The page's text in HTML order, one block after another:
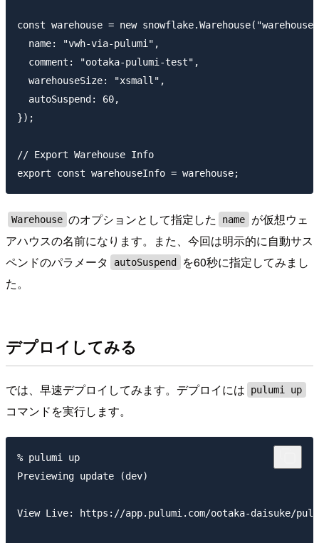
const warehouse = new
  name: "vwh-via-pulumi",
  comment: "ootaka-pulumi-test",
  warehouseSize: "xsmall",
  autoSuspend: 60,
});
// Export Warehouse Info
Warehouse のオプションとして指定した name
が仮想ウェ
アハウスの名前になります。また、今回は明示的に自動サス
ペンドのパラメータ
autoSuspend
を60秒に指定してみまし
た。
デプロイしてみる
では、早速デプロイしてみます。デプロイには pulumi up
コマンドを実行します。
% pulumi up
Previewing update (dev)
View Live: https://app.pulumi.com/ootaka-daisuke/